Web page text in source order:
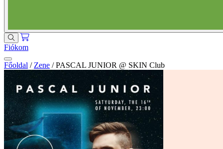
Fiókom
Főoldal / Zene / PASCAL JUNIOR @ SKIN Club